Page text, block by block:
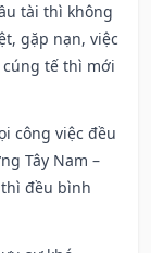
tài thì không
gặp nạn, việc
tế thì mới
công việc đều
Tây Nam –
đều bình